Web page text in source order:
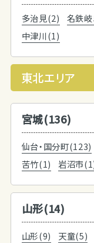
多治見(2) 名鉄
中津川(1)
東北エリア
宮城(136)
仙台・国分町(123)
苦竹(1)
岩沼市
山形(14)
山形(9) 天童(5)